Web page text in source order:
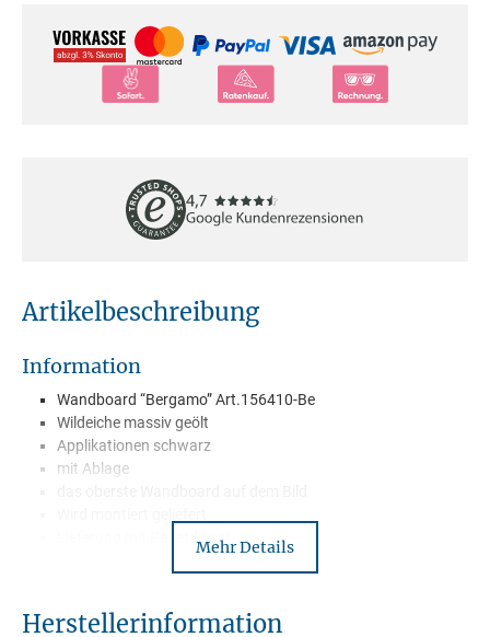
Artikelbeschreibung
Information
Wandboard “Bergamo” Art.156410-Be
Wildeiche massiv geölt
Applikationen schwarz
mit Ablage
Lieferung mit Paketdienst
Beschreibung
Mehr Details
Herstellerinformation